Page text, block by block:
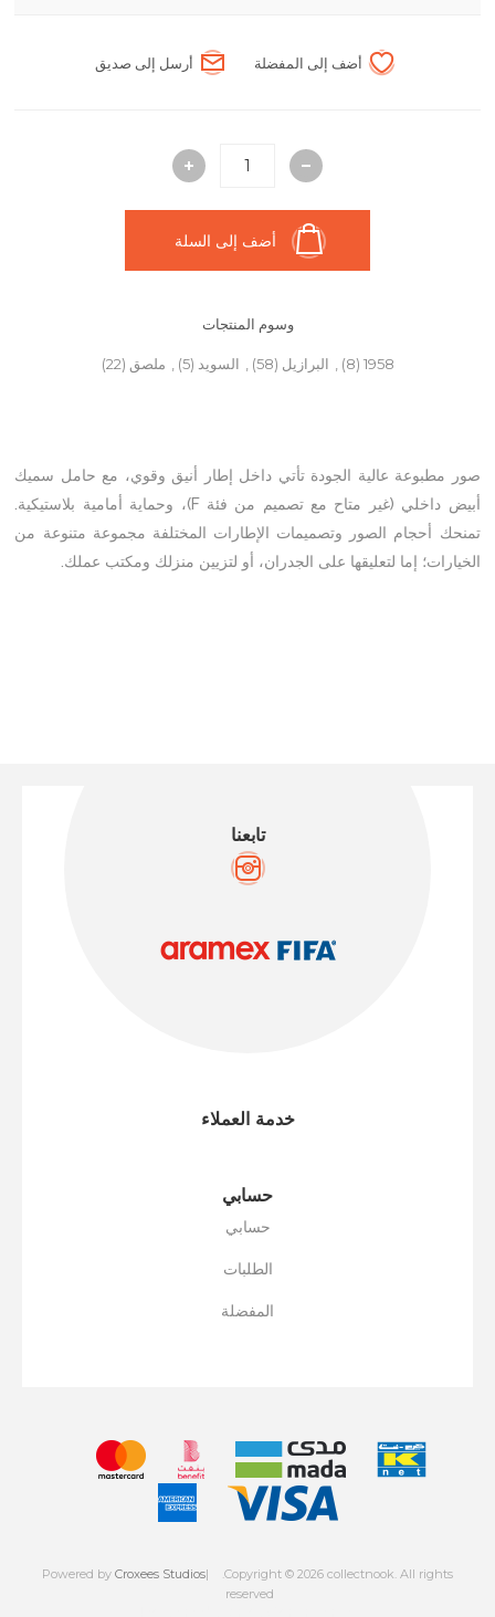
أضف إلى المفضلة أرسل إلى صديق
أضف إلى السلة
وسوم المنتجات
1958
(8)
, البرازيل (58)
, السويد (5)
, ملصق (22)
صور مطبوعة عالية الجودة تأتي داخل إطار أنيق وقوي، مع حامل سميك
أبيض داخلي (غير متاح مع تصميم من فئة F)، وحماية أمامية بلاستيكية.
تمنحك أحجام الصور وتصميمات الإطارات المختلفة مجموعة متنوعة من
الخيارات؛ إما لتعليقها على الجدران، أو لتزيين منزلك ومكتب عملك.
تابعنا
خدمة العملاء
حسابي
حسابي
الطلبات
المفضلة
Powered by Croxees Studios
.Copyright © 2026 collectnook. All rights
reserved